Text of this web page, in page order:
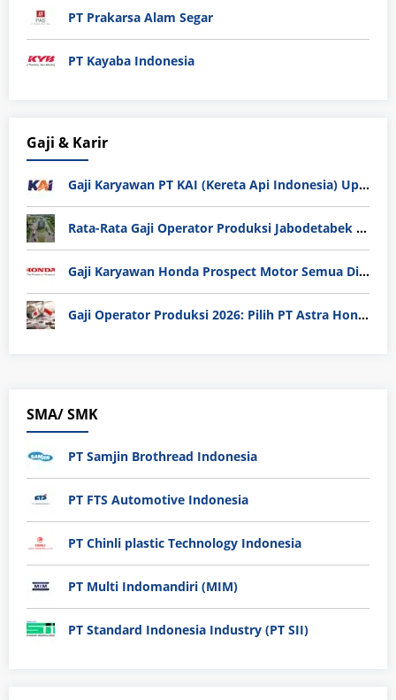
PT Prakarsa Alam Segar
PT Kayaba Indonesia
Gaji & Karir
Gaji Karyawan PT KAI (Kereta Api Indonesia) Update 2025
Rata-Rata Gaji Operator Produksi Jabodetabek 2025: Bedah Tuntas UMK, Lemburan, dan Realita Hidup Buruh
Gaji Karyawan Honda Prospect Motor Semua Divisi
Gaji Operator Produksi 2026: Pilih PT Astra Honda Motor (AHM) atau Manufaktur di Jepang?
SMA/ SMK
PT Samjin Brothread Indonesia
PT FTS Automotive Indonesia
PT Chinli plastic Technology Indonesia
PT Multi Indomandiri (MIM)
PT Standard Indonesia Industry (PT SII)